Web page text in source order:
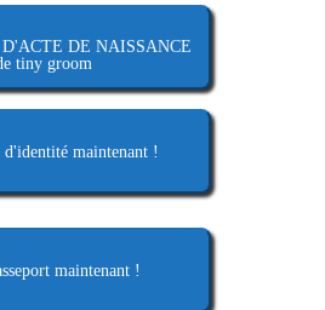
DE NAISSANCE
tiny groom
d'identité maintenant !
maintenant !